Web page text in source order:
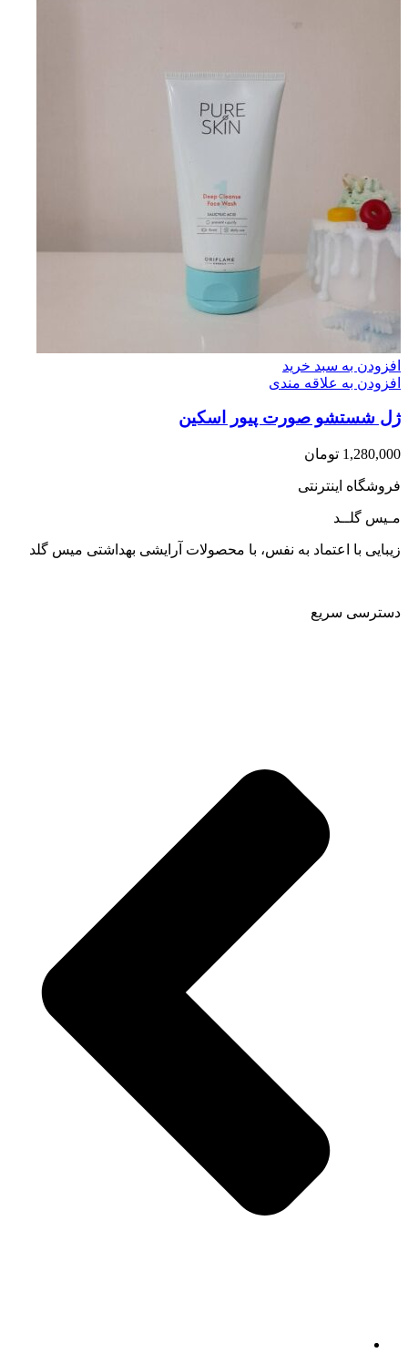
افزودن به سبد خرید
افزودن به علاقه مندی
ژل شستشو صورت پیور اسکین
1,280,000 تومان
فروشگاه اینترنتی
مـیس گلــد
زیبایی با اعتماد به نفس، با محصولات آرایشی بهداشتی میس گلد
دسترسی سریع